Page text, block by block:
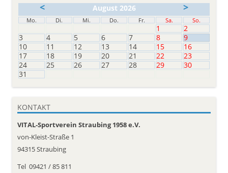
< August 2026 >
Mo. Di. Mi. Do. Fr. Sa. So.
1
2
3
4 5 6 7 8
9
10
11 12 13 14 15
16
17
18 19 20 21 22
23
24
25 26 27 28 29
30
31
KONTAKT
VITAL-Sportverein Straubing 1958 e.V.
von-Kleist-Straße 1
94315 Straubing
Tel 09421 / 85 811